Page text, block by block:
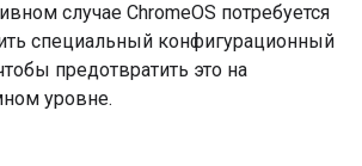
случае ChromeOS потребуется
специальный конфигурационный
предотвратить это на
уровне.